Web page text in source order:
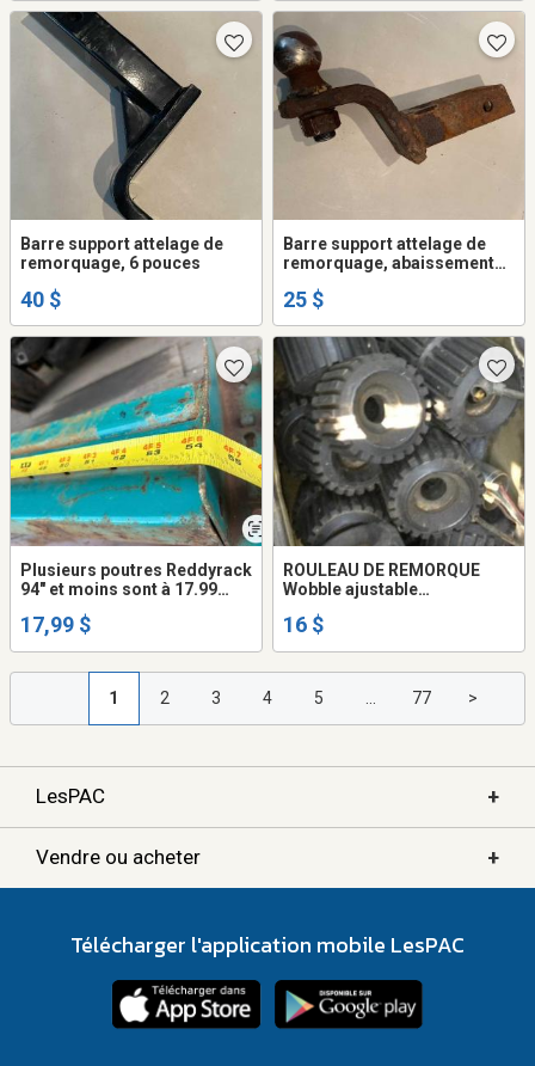
1999$ comptant
autour de la table ET
baudrier WOW
Barre support attelage de
remorquage, 6 pouces
40 $
Barre support attelage de
remorquage, abaissement
BOULE.
25 $
Plusieurs poutres Reddyrack
94" et moins sont à 17.99
au moins 4 poutres nous
17,99 $
ROULEAU DE REMORQUE
Wobble ajustable
neufs 99$ pour 7=14$ ch
16 $
1 2 3 4 5 ... 77 >
LesPAC +
Vendre ou acheter +
Télécharger l'application mobile LesPAC